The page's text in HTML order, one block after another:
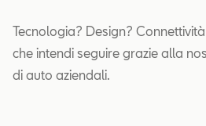
Tecnologia? Design?
che intendi seguire grazie alla
di auto aziendali.